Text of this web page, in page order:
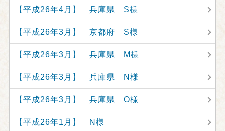
【平成26年4月】 兵庫県 S様
【平成26年3月】 京都府 S様
【平成26年3月】 兵庫県 M様
【平成26年3月】 兵庫県 N様
【平成26年3月】 兵庫県 O様
【平成26年1月】 N様